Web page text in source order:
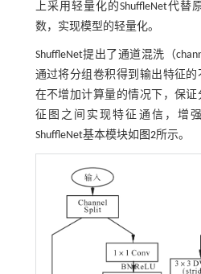
上采用轻量化的ShuffleNet代替
数，实现模型的轻量化。
ShuffleNet提出了通道混洗（
通过将分组卷积得到输出特征的
在不增加计算量的情况下，保
征图之间实现特征通信，增
ShuffleNet基本模块如 图2所示。